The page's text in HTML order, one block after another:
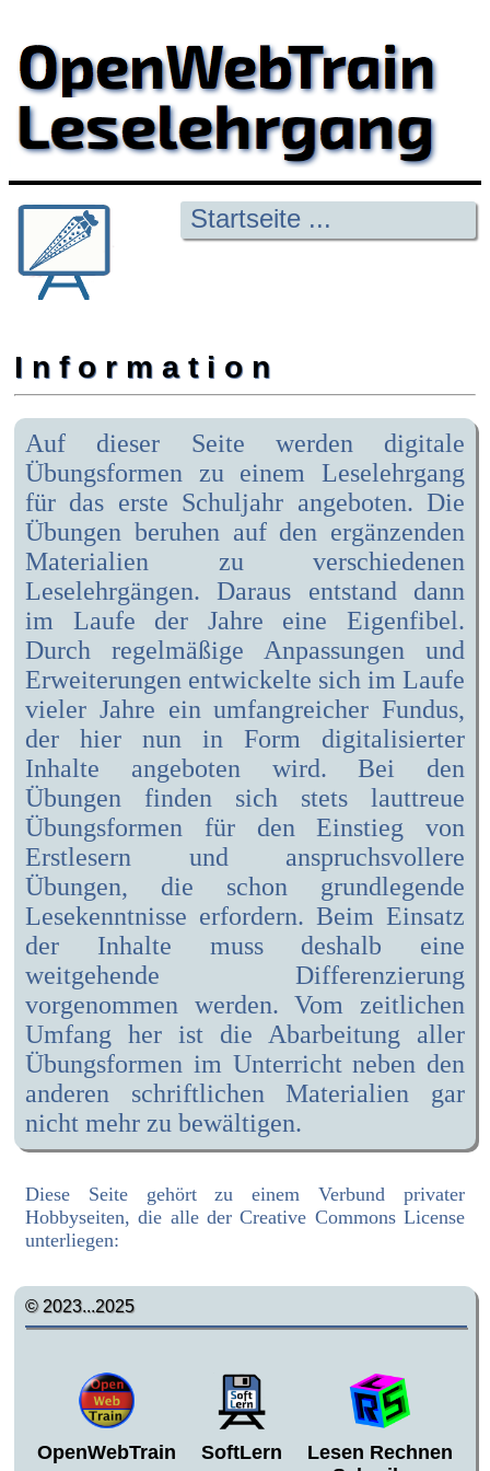
Startseite ...
I n f o r m a t i o n
Auf dieser Seite werden digitale
Übungsformen zu einem Leselehrgang
für das erste Schuljahr angeboten. Die
Übungen beruhen auf den ergänzenden
Materialien zu verschiedenen
Leselehrgängen. Daraus entstand dann
im Laufe der Jahre eine Eigenfibel.
Durch regelmäßige Anpassungen und
Erweiterungen entwickelte sich im Laufe
vieler Jahre ein umfangreicher Fundus,
der hier nun in Form digitalisierter
Inhalte angeboten wird. Bei den
Übungen finden sich stets lauttreue
Übungsformen für den Einstieg von
Erstlesern und anspruchsvollere
Übungen, die schon grundlegende
Lesekenntnisse erfordern. Beim Einsatz
der Inhalte muss deshalb eine
weitgehende Differenzierung
vorgenommen werden. Vom zeitlichen
Umfang her ist die Abarbeitung aller
Übungsformen im Unterricht neben den
anderen schriftlichen Materialien gar
nicht mehr zu bewältigen.
Diese Seite gehört zu einem Verbund privater
Hobbyseiten, die alle der Creative Commons License
unterliegen:
© 2023...2025
OpenWebTrain SoftLern
Lesen Rechnen